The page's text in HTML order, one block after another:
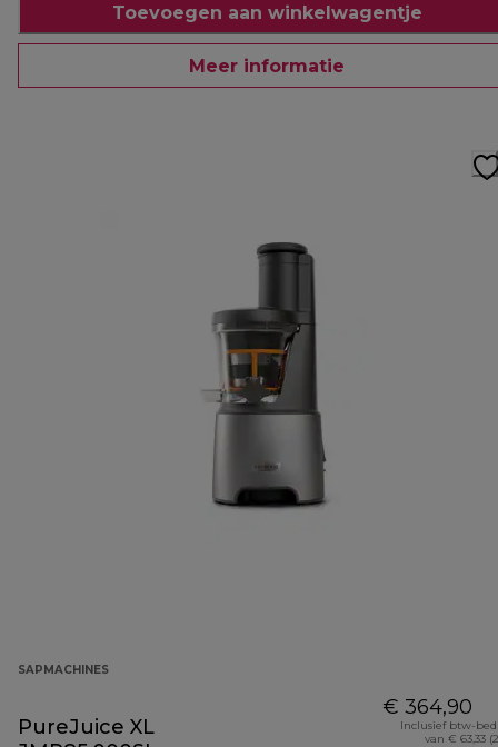
Toevoegen aan winkelwagentje
Meer informatie
SAPMACHINES
PureJuice XL
€ 364,90
Inclusief btw-
van € 63,33